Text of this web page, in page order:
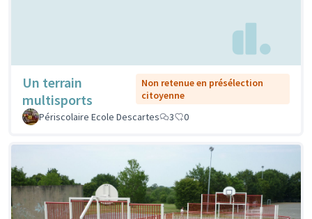
Un terrain
multisports
Non retenue en présélection
citoyenne
Périscolaire Ecole Descartes
3 0